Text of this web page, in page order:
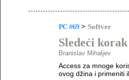
PC #69 > Softver
Sledeći korak
Branislav Mihaljev
Access za mnoge
ovog džina i primeniti